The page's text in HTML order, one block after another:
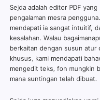
Sejda adalah editor PDF
pengalaman mesra
mendapati ia sangat intuitif,
kesalahan. Walau
berkaitan dengan susun atur
khusus, kami mendapati
mengedit teks, fon mungkin
mana suntingan telah dibuat.